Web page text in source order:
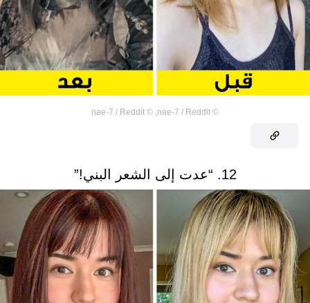
©
nae-7 / Reddit
©
nae-7 / Reddit
12. “عدت إلى الشعر البني!”